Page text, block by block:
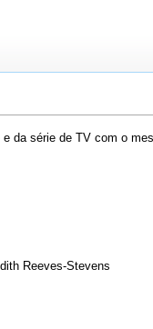
da série de TV com o
Reeves-Stevens